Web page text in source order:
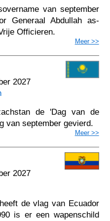
van september
Generaal Abdullah as-
Officieren.
Meer >>
2027
de 'Dag van de
van september gevierd.
Meer >>
2027
de vlag van Ecuador
is er een wapenschild